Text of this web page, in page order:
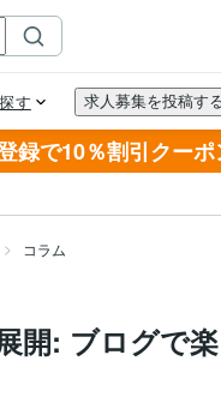
録で10％割引クーポ
コラム
開: ブログで